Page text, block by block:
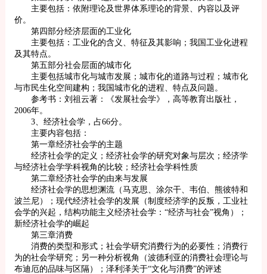
主要包括：依附理论及世界体系理论的背景、内容以及评
价。
第四部分经济层面的工业化
主要包括：工业化的含义、特征及其影响；我国工业化进程
及其特点。
第五部分社会层面的城市化
主要包括城市化与城市发展；城市化的道路与过程；城市化
与市民生化空间建构；我国城市化的进程、特点及问题。
参考书：刘祖云著：《发展社会学》，高等教育出版社，
2006年。
3、经济社会学，占66分。
主要内容包括：
第一章经济社会学的主题
经济社会学的定义；经济社会学的研究对象与层次；经济学
与经济社会学学科视角的比较；经济社会学科性质
第二章经济社会学的由来与发展
经济社会学的思想渊流（马克思、涂尔干、韦伯、熊彼特和
波兰尼）；现代经济社会学的发展（制度经济学的反叛，工业社
会学的兴起，结构功能主义经济社会学：“经济与社会”视角）；
新经济社会学的崛起
第三章消费
消费的类型和形式；社会学研究消费行为的必要性；消费行
为的社会学研究；另一种分析视角（波德利亚的消费社会理论与
布迪厄的品味与区隔）；泽利泽关于“文化与消费”的评述